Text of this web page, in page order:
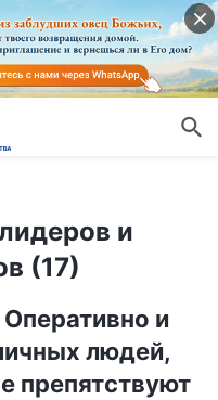
(17)
и
(17)
и
людей,
препятствуют